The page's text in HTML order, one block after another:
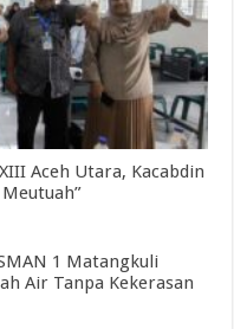
Aceh Utara, Kacabdin
1 Matangkuli
Air Tanpa Kekerasan